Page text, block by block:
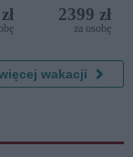
2399 zł
za osobę
wakacji